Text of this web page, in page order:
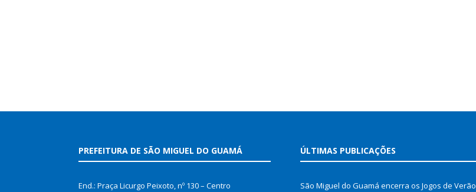
PREFEITURA DE SÃO MIGUEL DO GUAMÁ
End.: Praça Licurgo Peixoto, nº 130 – Centro
ÚLTIMAS PUBLICAÇÕES
São Miguel do Guamá encerra os Jogos de Verão